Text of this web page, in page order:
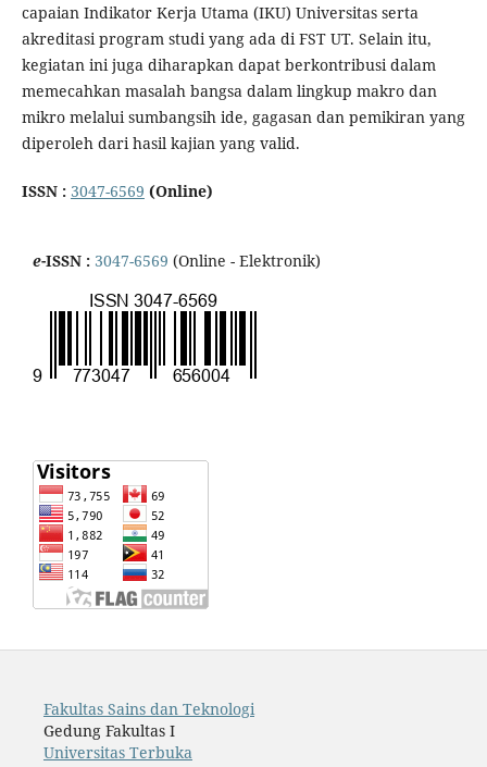
capaian Indikator Kerja Utama (IKU) Universitas serta
akreditasi program studi yang ada di FST UT. Selain itu,
kegiatan ini juga diharapkan dapat berkontribusi dalam
memecahkan masalah bangsa dalam lingkup makro dan
mikro melalui sumbangsih ide, gagasan dan pemikiran yang
diperoleh dari hasil kajian yang valid.
ISSN : 3047-6569 (Online)
e-ISSN : 3047-6569 (Online - Elektronik)
Fakultas Sains dan Teknologi
Gedung Fakultas I
Universitas Terbuka